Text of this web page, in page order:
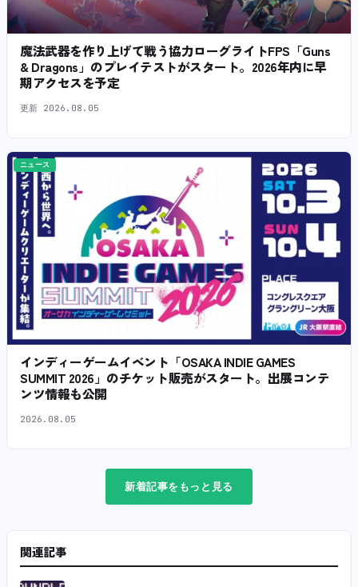
魔法武器を作り上げて戦う協力ローグライトFPS「Guns
& Dragons」のプレイテストがスタート。2026年内に早
期アクセスを予定
更新 2026.08.05
ニュース
インディーゲームイベント「OSAKA INDIE GAMES
SUMMIT 2026」のチケット販売がスタート。出展コンテ
ンツ情報も公開
2026.08.05
新着記事をもっと見る
関連記事